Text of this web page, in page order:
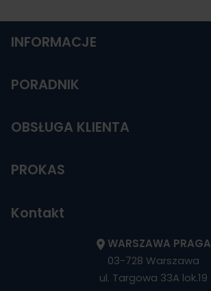
INFORMACJE
PORADNIK
OBSŁUGA KLIENTA
PROKAS
Kontakt
WARSZAWA PRAGA
03-728 Warszawa
ul. Targowa 33A lok.19